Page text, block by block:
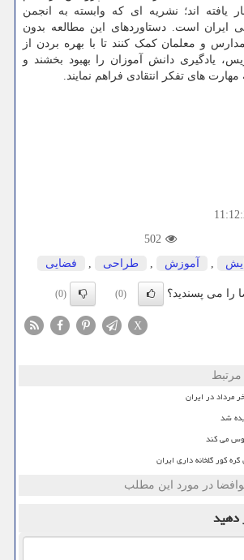
یافته اند؛ نشریه ای که وابسته به انجمن
ایران است. دستاوردهای این مطالعه بدون
و معلمان کمک کنند تا با بهره بردن از
یادگیری دانش آموزان را بهبود بخشند و
های تفکر انتقادی فراهم نمایند.
502
, آموزش , طراحی , فضایی
را می پسندید؟ (0)
(0)
X
مرتبط
مرداد در ایران
شد
می کند
کور گلخانه داری ایران
در مورد این مطلب
دهید